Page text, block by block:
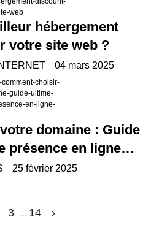
hébergement
votre site web ?
04 mars 2025
domaine : Guide
présence en ligne
25 février 2025
3 14 ›